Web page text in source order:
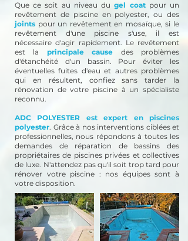
Que ce soit au niveau dugel coatpour un
revêtement de piscine en polyester, ou des
joints pour un revêtement en mosaïque, si le
revêtement d'une piscine s'use, il est
nécessaire d'agir rapidement. Le revêtement
est la principale cause des problèmes
d'étanchéité d'un bassin. Pour éviter les
éventuelles fuites d'eau et autres problèmes
qui en résultent, confiez sans tarder la
rénovation de votre piscine à un spécialiste
reconnu.
ADC POLYESTER est expert en piscines
polyester. Grâce à nos interventions ciblées et
professionnelles, nous répondons à toutes les
demandes de réparation de bassins des
propriétaires de piscines privées et collectives
de luxe. N'attendez pas qu'il soit trop tard pour
rénover votre piscine : nos équipes sont à
votre disposition.